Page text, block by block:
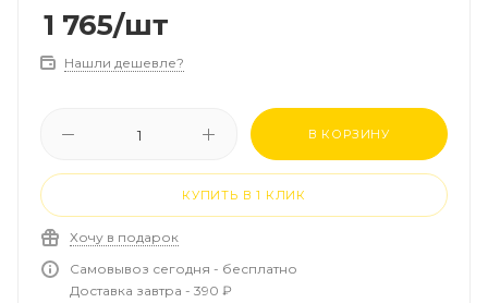
1 765/шт
Нашли дешевле?
В КОРЗИНУ
КУПИТЬ В 1 КЛИК
Хочу в подарок
Самовывоз сегодня - бесплатно
Доставка завтра - 390 ₽